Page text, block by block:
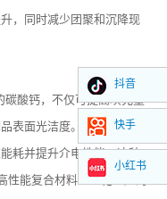
，同时减少团聚和沉降现
酸钙，不仅可提高填充量
表面光洁度。在硅橡胶电缆
耗并提升介电性能。这种
性能复合材料工业化生产的
抖音
快手
小红书